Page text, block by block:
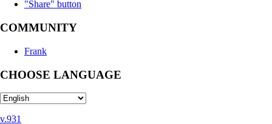
"Share" button
COMMUNITY
Frank
CHOOSE LANGUAGE
v.931